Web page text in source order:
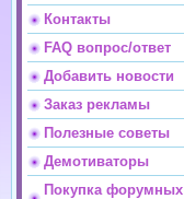
Контакты
FAQ вопрос/ответ
Добавить новости
Заказ рекламы
Полезные советы
Демотиваторы
Покупка форумных